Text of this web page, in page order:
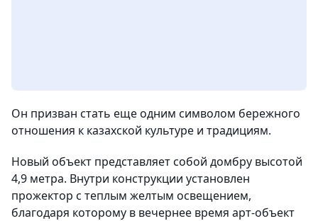
Он призван стать еще одним символом бережного
отношения к казахской культуре и традициям.
Новый объект представляет собой домбру высотой
4,9 метра. Внутри конструкции установлен
прожектор с теплым желтым освещением,
благодаря которому в вечернее время арт-объект